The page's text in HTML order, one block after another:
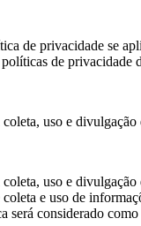
de privacidade se
de
uso e
uso e
e uso de
considerado como